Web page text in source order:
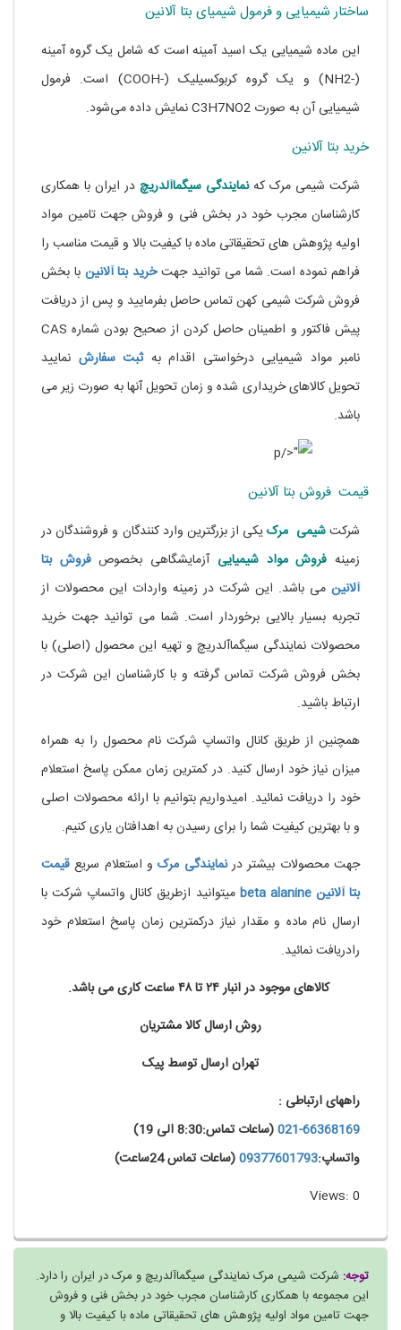
ساختار شیمیایی و فرمول شیمیای بتا آلانین
این ماده شیمیایی یک اسید آمینه است که شامل یک گروه آمینه
(-NH2) و یک گروه کربوکسیلیک (-COOH) است. فرمول
شیمیایی آن به صورت C3H7NO2 نمایش داده می‌شود.
خرید بتا آلانین
شرکت شیمی مرک کهنمایندگی سیگماآلدریچ در ایران با همکاری
کارشناسان مجرب خود در بخش فنی و فروش جهت تامین مواد
اولیه پژوهش های تحقیقاتی مادهبا کیفیت بالا و قیمت مناسب را
فراهم نموده است. شما می توانید جهتخرید بتا آلانین با بخش
فروش شرکت شیمی کهن تماس حاصل بفرمایید و پس از دریافت
پیش فاکتور و اطمینان حاصل کردن از صحیح بودن شماره CAS
نامبر مواد شیمیایی درخواستی اقدام بهثبت سفارش نمایید
تحویل کالاهای خریداری شده و زمان تحویل آنها به صورت زیر می
باشد.
قیمت فروش بتا آلانین
شرکتشیمی مرکیکی از بزرگترین وارد کنندگان و فروشندگان در
زمینه فروش مواد شیمیایی آزمایشگاهی بخصوصفروش بتا
آلانین می باشد. این شرکت در زمینه واردات این محصولات از
تجربه بسیار بالایی برخوردار است. شما می توانید جهت خرید
محصولات نمایندگی سیگماآلدریچ و تهیه این محصول (اصلی) با
بخش فروش شرکت تماس گرفته و با کارشناسان این شرکت در
ارتباط باشید.
همچنین از طریق کانال واتساپ شرکت نام محصول را به همراه
میزان نیاز خود ارسال کنید. در کمترین زمان ممکن پاسخ استعلام
خود را دریافت نمائید. امیدواریم بتوانیم با ارائه محصولات اصلی
و با بهترین کیفیت شما را برای رسیدن به اهدافتان یاری کنیم.
جهت محصولات بیشتر درنمایندگی مرکو استعلام سریع قیمت
بتا آلانین beta alanine
میتوانید ازطریق کانال واتساپ شرکت با
ارسال نام ماده و مقدار نیاز درکمترین زمان پاسخ استعلام خود
رادریافت نمائید.
کالاهای موجود در انبار ۲۴ تا ۴۸ ساعت کاری می باشد.
روش ارسال کالا مشتریان
تهران ارسال توسط پیک
راههای ارتباطی :
021-66368169(ساعات تماس:8:30 الی 19)
واتساپ:09377601793(ساعات تماس 24ساعت)
Views: 0
توجه: شرکت شیمی مرک نمایندگی سیگماآلدریچ و مرک در ایران را دارد.
این مجموعه با همکاری کارشناسان مجرب خود در بخش فنی و فروش
جهت تامین مواد اولیه پژوهش های تحقیقاتی ماده با کیفیت بالا و